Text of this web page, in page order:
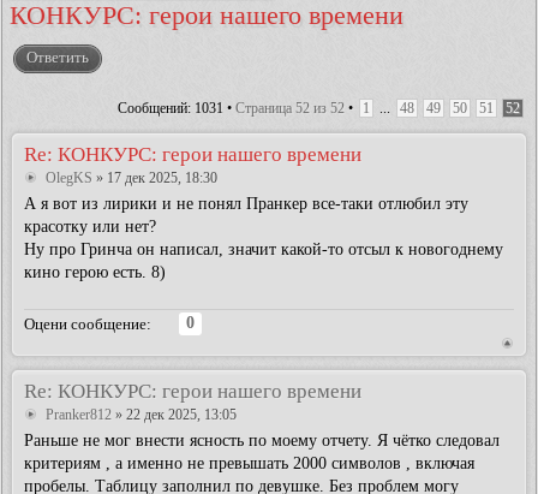
КОНКУРС: герои нашего времени
Ответить
Сообщений: 1031 • Страница 52 из 52 • 1 ... 48 49 50 51 52
Re: КОНКУРС: герои нашего времени
OlegKS » 17 дек 2025, 18:30
А я вот из лирики и не понял Пранкер все-таки отлюбил эту
красотку или нет?
Ну про Гринча он написал, значит какой-то отсыл к новогоднему
кино герою есть. 8)
Оцени сообщение:
0
Re: КОНКУРС: герои нашего времени
Pranker812 » 22 дек 2025, 13:05
Раньше не мог внести ясность по моему отчету. Я чётко следовал
критериям , а именно не превышать 2000 символов , включая
пробелы. Таблицу заполнил по девушке. Без проблем могу